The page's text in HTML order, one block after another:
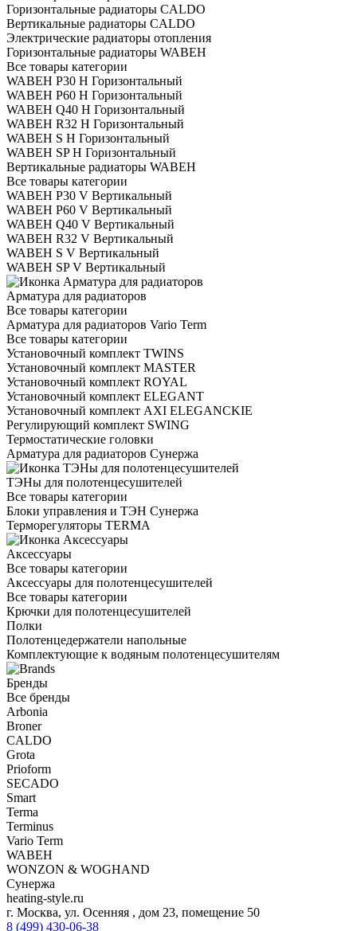
Горизонтальные радиаторы CALDO
Вертикальные радиаторы CALDO
Электрические радиаторы отопления
Горизонтальные радиаторы WABEH
Все товары категории
WABEH P30 H Горизонтальный
WABEH P60 H Горизонтальный
WABEH Q40 H Горизонтальный
WABEH R32 H Горизонтальный
WABEH S H Горизонтальный
WABEH SP H Горизонтальный
Вертикальные радиаторы WABEH
Все товары категории
WABEH P30 V Вертикальный
WABEH P60 V Вертикальный
WABEH Q40 V Вертикальный
WABEH R32 V Вертикальный
WABEH S V Вертикальный
WABEH SP V Вертикальный
Арматура для радиаторов
Все товары категории
Арматура для радиаторов Vario Term
Все товары категории
Установочный комплект TWINS
Установочный комплект MASTER
Установочный комплект ROYAL
Установочный комплект ELEGANT
Установочный комплект AXI ELEGANCKIE
Регулирующий комплект SWING
Термостатические головки
Арматура для радиаторов Сунержа
ТЭНы для полотенцесушителей
Все товары категории
Блоки управления и ТЭН Сунержа
Терморегуляторы TERMA
Аксессуары
Все товары категории
Аксессуары для полотенцесушителей
Все товары категории
Крючки для полотенцесушителей
Полки
Полотенцедержатели напольные
Комплектующие к водяным полотенцесушителям
Бренды
Все бренды
Arbonia
Broner
CALDO
Grota
Prioform
SECADO
Smart
Terma
Terminus
Vario Term
WABEH
WONZON & WOGHAND
Сунержа
heating-style.ru
г. Москва, ул. Осенняя , дом 23, помещение 50
8 (499) 430-06-38